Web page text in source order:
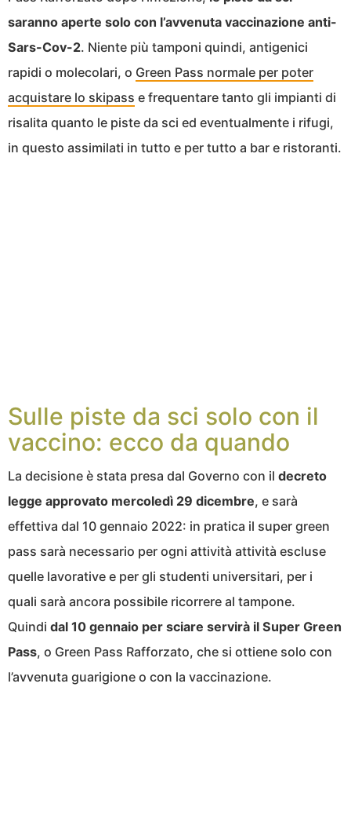
saranno aperte solo con l’avvenuta vaccinazione anti-
Sars-Cov-2. Niente più tamponi quindi, antigenici
rapidi o molecolari, o Green Pass normale per poter
acquistare lo skipass e frequentare tanto gli impianti di
risalita quanto le piste da sci ed eventualmente i rifugi,
in questo assimilati in tutto e per tutto a bar e ristoranti.
Sulle piste da sci solo con il
vaccino: ecco da quando
La decisione è stata presa dal Governo con il decreto
legge approvato mercoledì 29 dicembre, e sarà
effettiva dal 10 gennaio 2022: in pratica il super green
pass sarà necessario per ogni attività attività escluse
quelle lavorative e per gli studenti universitari, per i
quali sarà ancora possibile ricorrere al tampone.
Quindi dal 10 gennaio per sciare servirà il Super Green
Pass, o Green Pass Rafforzato, che si ottiene solo con
l’avvenuta guarigione o con la vaccinazione.